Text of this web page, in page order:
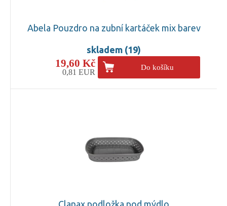
Abela Pouzdro na zubní kartáček mix barev
skladem (19)
19,60 Kč
0,81 EUR
Do košíku
Clanax podložka pod mýdlo